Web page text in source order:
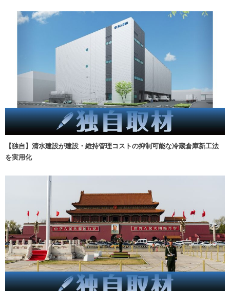
【独自】清水建設が建設・維持管理コストの抑制可能な冷蔵倉庫新工法
を実用化